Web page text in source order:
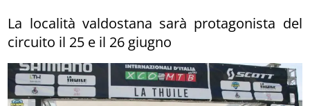
La località valdostana sarà protagonista del
circuito il 25 e il 26 giugno